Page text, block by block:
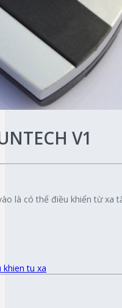
V1
là có thể điều khiển từ xa
khien tu xa